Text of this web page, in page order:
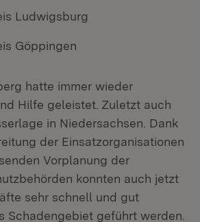
Ludwigsburg
Göppingen
hatte immer wieder
Hilfe geleistet. Zuletzt auch
in Niedersachsen. Dank
der Einsatzorganisationen
Vorplanung der
konnten auch jetzt
sehr schnell und gut
Schadengebiet geführt werden.